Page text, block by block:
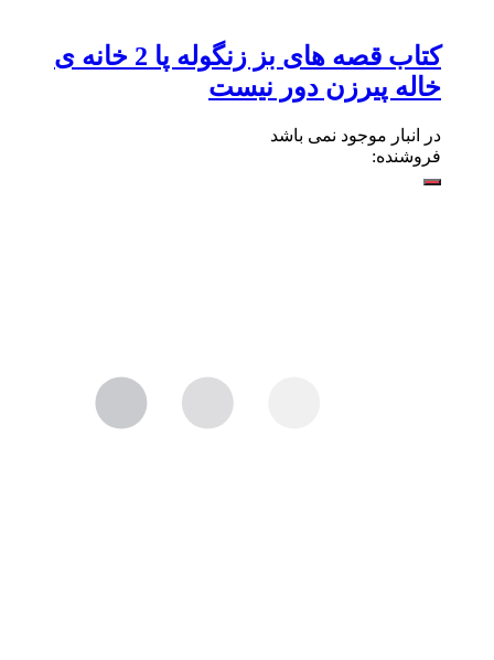
کتاب قصه های بز زنگوله پا 2 خانه ی
خاله پیرزن دور نیست
در انبار موجود نمی باشد
فروشنده: